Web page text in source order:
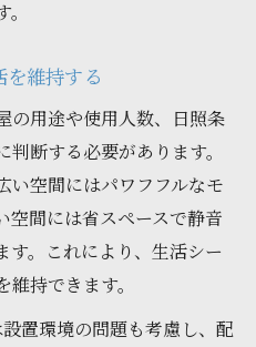
維持する
の用途や使用人数、日照条
断する必要があります。
い空間にはパワフフルなモ
空間には省スペースで静音
す。これにより、生活シー
持できます。
置環境の問題も考慮し、配